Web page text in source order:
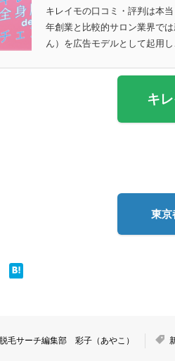
キレイモの口コミ・評判は本
年創業と比較的サロン業界で
ん）を広告モデルとして起用
キ
東京
脱毛サーチ編集部 彩子（あやこ）